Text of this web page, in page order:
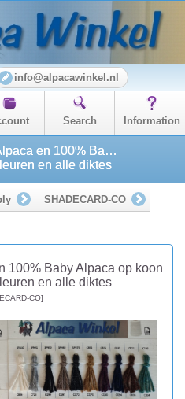
info@alpacawinkel.nl
Search Information
Staalkaart 100% Alpaca en 100% Baby Alpaca op koon
en alle diktes
SHADECARD-CO
100% Baby Alpaca op koon
en alle diktes
CO]